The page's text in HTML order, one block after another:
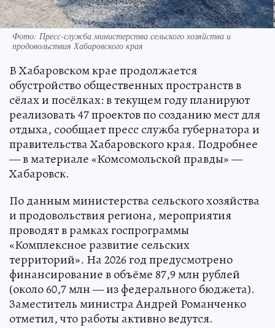
Фото: Пресс-служба министерства сельского хозяйства и
продовольствия Хабаровского края
В Хабаровском крае продолжается
обустройство общественных пространств в
сёлах и посёлках: в текущем году планируют
реализовать 47 проектов по созданию мест для
отдыха, сообщает пресс служба губернатора и
правительства Хабаровского края. Подробнее
— в материале «Комсомольской правды» —
Хабаровск.
По данным министерства сельского хозяйства
и продовольствия региона, мероприятия
проводят в рамках госпрограммы
«Комплексное развитие сельских
территорий». На 2026 год предусмотрено
финансирование в объёме 87,9 млн рублей
(около 60,7 млн — из федерального бюджета).
Заместитель министра Андрей Романченко
отметил, что работы активно ведутся.